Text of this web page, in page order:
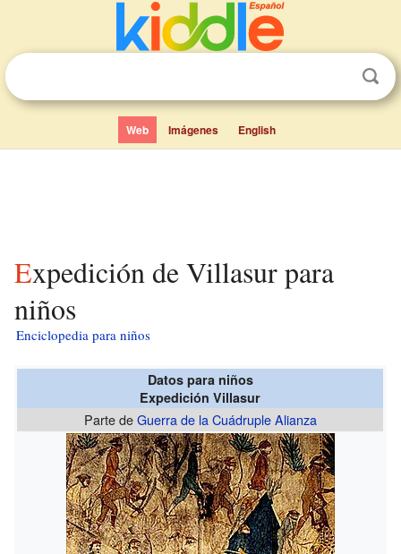
Web Imágenes English
Expedición de Villasur para
niños
Enciclopedia para niños
Datos para niños
Expedición Villasur
Parte deGuerra de la Cuádruple Alianza